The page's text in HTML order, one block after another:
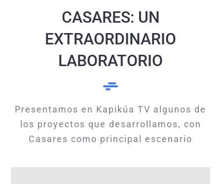
CASARES: UN
EXTRAORDINARIO
LABORATORIO
Presentamos en Kapikúa TV algunos de
los proyectos que desarrollamos, con
Casares como principal escenario